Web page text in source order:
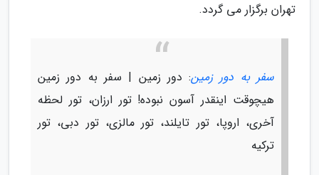
تهران برگزار می گردد.
سفر به دور زمین: دور زمین | سفر به دور زمین
هیچوقت اینقدر آسون نبوده! تور ارزان، تور لحظه
آخری، اروپا، تور تایلند، تور مالزی، تور دبی، تور
ترکیه